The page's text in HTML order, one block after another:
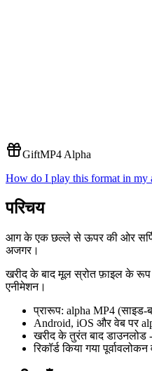
GiftMP4 Alpha
How do I play this format in my
परिचय
आग के एक छल्ले से ऊपर की ओर
अजगर।
खरीद के बाद मूल स्रोत फ़ाइल के रूप
एनीमेशन।
प्रारूप: alpha MP4 (साइड-
Android, iOS और वेब पर
खरीद के तुरंत बाद डाउनलोड
रिकॉर्ड किया गया